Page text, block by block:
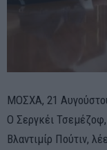
ΜΟΣΧΑ, 21
Ο Σεργκέι
Βλαντιμίρ Πούτιν,